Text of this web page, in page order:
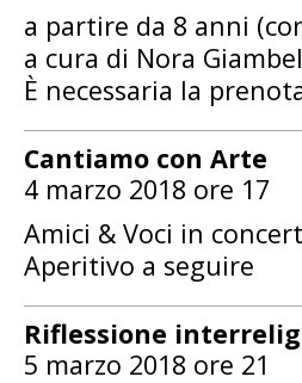
a partire da 8 anni
a cura di Nora
È necessaria la
Cantiamo con Arte
4 marzo 2018 ore 17
Amici & Voci in
Aperitivo a seguire
Riflessione
5 marzo 2018 ore 21